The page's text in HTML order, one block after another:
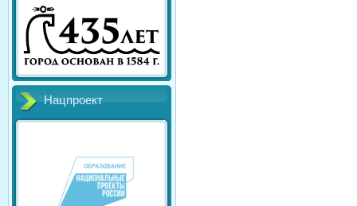
Нацпроект